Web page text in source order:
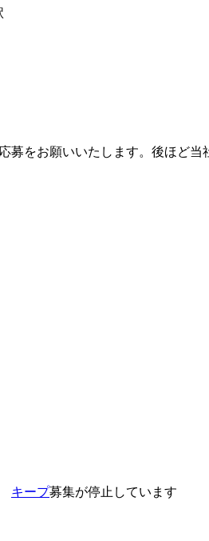
募をお願いいたします。後ほど
キープ募集が停止しています